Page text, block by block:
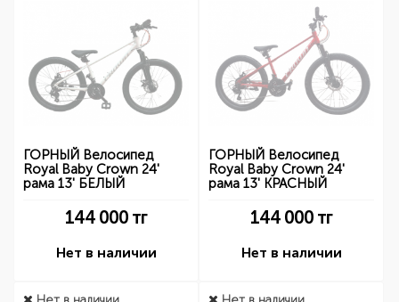
ГОРНЫЙ Велосипед
Royal Baby Crown 24'
рама 13' БЕЛЫЙ
144 000 тг
Нет в наличии
ГОРНЫЙ Велосипед
Royal Baby Crown 24'
рама 13' КРАСНЫЙ
144 000 тг
Нет в наличии